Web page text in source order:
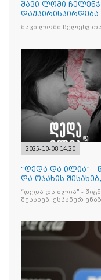
შავი ლომი
დაუპირისპირდება
შავი ლომი ჩელენჯ
2025-10-08 14:20
“დედა და ილია” -
და ოჯახის
“დედა და ილია” -
შესახებ, ესპანურ